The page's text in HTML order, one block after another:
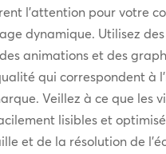
l’attention pour votre
dynamique. Utilisez
animations et des
qui correspondent à
Veillez à ce que les
lisibles et
et de la résolution de